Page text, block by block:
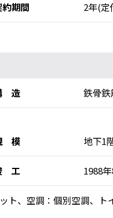
約期間 2年(定
造 鉄骨
模 地下1
工 1988
ット、空調：個別空調